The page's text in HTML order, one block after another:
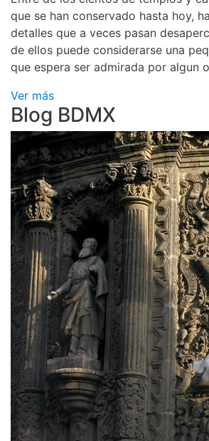
que se han conservado hasta hoy,
detalles que a veces pasan
de ellos puede considerarse una
que espera ser admirada por algun
Ver más
Blog BDMX